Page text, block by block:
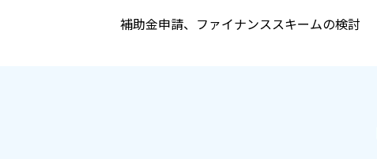
補助金申請、ファイナンススキームの検討